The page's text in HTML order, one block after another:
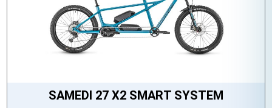
SAMEDI 27 X2 SMART SYSTEM